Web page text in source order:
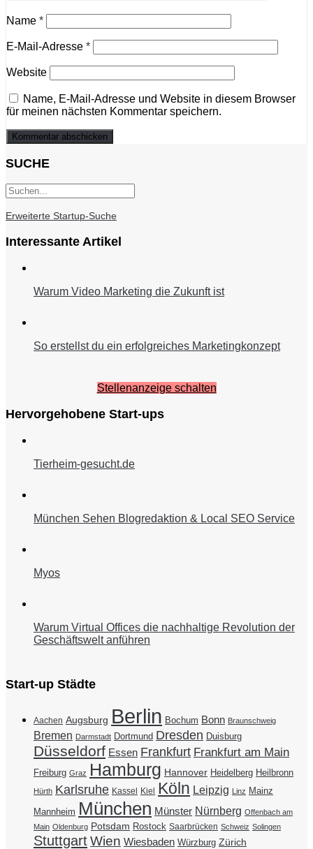
Name *
E-Mail-Adresse *
Website
Name, E-Mail-Adresse und Website in diesem Browser
für meinen nächsten Kommentar speichern.
SUCHE
Erweiterte Startup-Suche
Interessante Artikel
Warum Video Marketing die Zukunft ist
So erstellst du ein erfolgreiches Marketingkonzept
Stellenanzeige schalten
Hervorgehobene Start-ups
Tierheim-gesucht.de
München Sehen Blogredaktion & Local SEO Service
Myos
Warum Virtual Offices die nachhaltige Revolution der
Geschäftswelt anführen
Start-up Städte
Aachen Augsburg Berlin Bochum Bonn Braunschweig
Bremen Darmstadt Dortmund Dresden Duisburg
Düsseldorf Essen Frankfurt Frankfurt am Main
Freiburg Graz Hamburg Hannover Heidelberg Heilbronn
Hürth Karlsruhe Kassel Kiel Köln Leipzig Linz Mainz
Mannheim München Münster Nürnberg Offenbach am
Main Oldenburg Potsdam Rostock Saarbrücken Schweiz Solingen
StuttgartWien Wiesbaden Würzburg Zürich